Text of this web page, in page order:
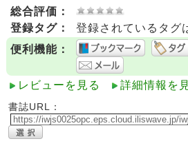
総合評価：
登録タグ：
登録されているタグ
便利機能：
レビューを見る 詳細情報を
書誌URL：